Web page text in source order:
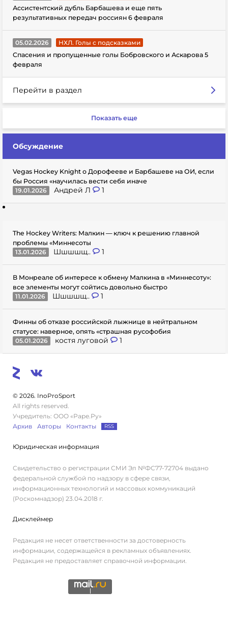
Ассистентский дубль Барбашева и еще пять
результативных передач россиян 6 февраля
05.02.2026
НХЛ. Голы с подсказками
Спасения и пропущенные голы Бобровского и Аскарова 5
февраля
Перейти в раздел
Показать еще
Обсуждение
Vegas Hockey Knight о Дорофееве и Барбашеве на ОИ, если
бы Россия «научилась вести себя иначе
19.01.2026
Андрей Л 1
The Hockey Writers: Малкин — ключ к решению главной
проблемы «Миннесоты
13.01.2026
Шшшшщ.. 1
В Монреале об интересе к обмену Малкина в «Миннесоту»:
все элементы могут сойтись довольно быстро
11.01.2026
Шшшшщ.. 1
Финны об отказе российской лыжнице в нейтральном
статусе: наверное, опять «страшная русофобия
05.01.2026
костя луговой 1
© 2026. InoProSport
All rights reserved.
Учредитель: ООО «Раре.Ру»
Архив
Авторы Контакты RSS
Юридическая информация
Свидетельство о регистрации СМИ Эл №ФС77-72704 выдано
федеральной службой по надзору в сфере связи,
информационных технологий и массовых коммуникаций
(Роскомнадзор) 23.04.2018 г.
Дисклеймер
Редакция не несет ответственности за достоверность
информации, содержащейся в рекламных объявлениях.
Редакция не предоставляет справочной информации.